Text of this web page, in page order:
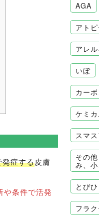
発症する皮膚
や条件で活発
AGA
アト
アレ
いぼ
カー
ケミ
スマ
その
み、
とびひ
フラ